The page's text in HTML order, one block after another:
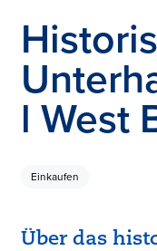
l West
Einkaufen
Über das